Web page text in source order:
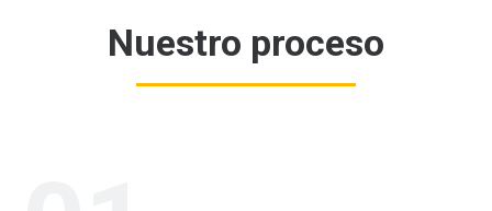
Nuestro proceso